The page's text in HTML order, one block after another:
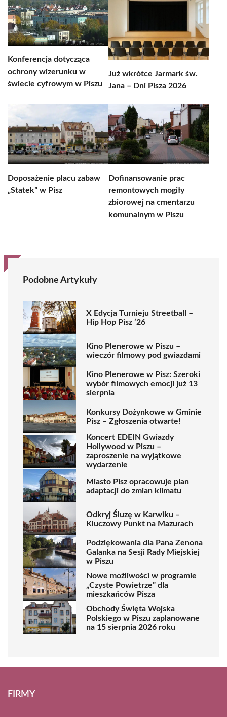
Konferencja dotycząca
ochrony wizerunku w
świecie cyfrowym w Piszu
Już wkrótce Jarmark św.
Jana – Dni Pisza 2026
Doposażenie placu zabaw
„Statek” w Pisz
Dofinansowanie prac
remontowych mogiły
zbiorowej na cmentarzu
komunalnym w Piszu
Podobne Artykuły
X Edycja Turnieju Streetball –
Hip Hop Pisz ’26
Kino Plenerowe w Piszu –
wieczór filmowy pod gwiazdami
Kino Plenerowe w Pisz: Szeroki
wybór filmowych emocji już 13
sierpnia
Konkursy Dożynkowe w Gminie
Pisz – Zgłoszenia otwarte!
Koncert EDEIN Gwiazdy
Hollywood w Piszu –
zaproszenie na wyjątkowe
wydarzenie
Miasto Pisz opracowuje plan
adaptacji do zmian klimatu
Odkryj Śluzę w Karwiku –
Kluczowy Punkt na Mazurach
Podziękowania dla Pana Zenona
Galanka na Sesji Rady Miejskiej
w Piszu
Nowe możliwości w programie
„Czyste Powietrze” dla
mieszkańców Pisza
Obchody Święta Wojska
Polskiego w Piszu zaplanowane
na 15 sierpnia 2026 roku
FIRMY